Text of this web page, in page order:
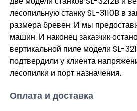
лесопильную станку SL-3110B в
размера бревен. И мы
машин. И наконец заказчик
вертикальной пиле модели SL-
подтвердили у клиента
лесопилки и порт назначения.
Оплата и доставка